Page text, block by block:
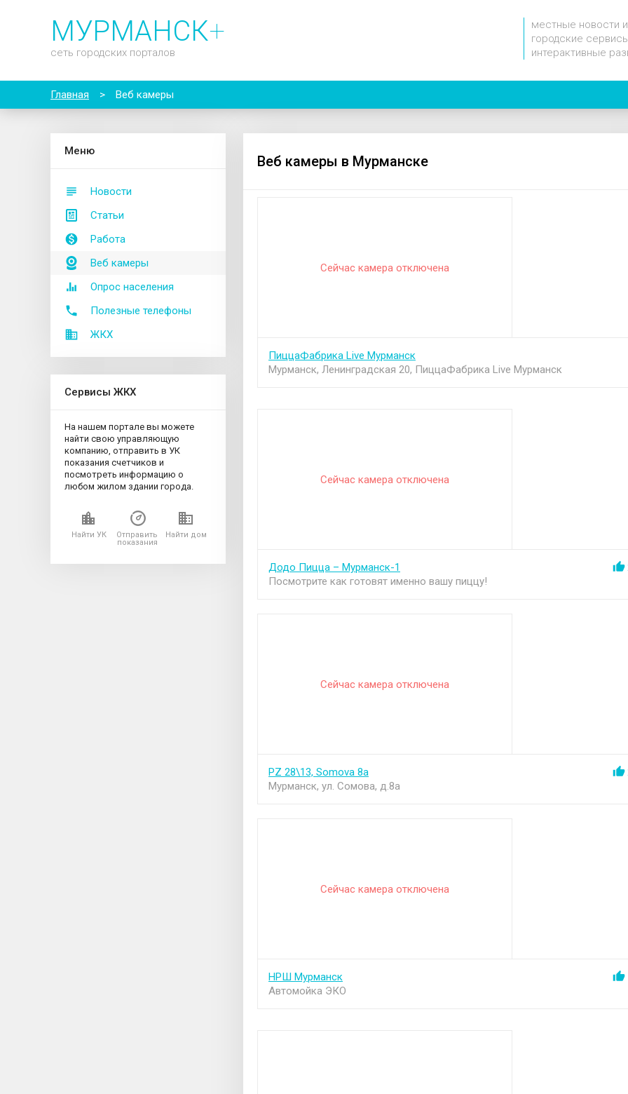
МУРМАНСК+
сеть городских порталов
местные новости
городские
интерактивные
Главная > Веб камеры
Меню
Новости
Статьи
Работа
Веб камеры
Опрос населения
Полезные телефоны
ЖКХ
Сервисы ЖКХ
На нашем портале вы можете
найти свою управляющую
компанию, отправить в УК
показания счетчиков и
посмотреть информацию о
любом жилом здании города.
Найти УК
Отправить
показания
Найти дом
Веб камеры в Мурманске
Сейчас камера отключена
ПиццаФабрика Live Мурманск
Мурманск, Ленинградская 20, ПиццаФабрика Live Мурманск
Сейчас камера отключена
Додо Пицца – Мурманск-1
Посмотрите как готовят именно вашу пиццу!
Сейчас камера отключена
PZ 28\13, Somova 8a
Мурманск, ул. Сомова, д.8а
Сейчас камера отключена
НРШ Мурманск
Автомойка ЭКО